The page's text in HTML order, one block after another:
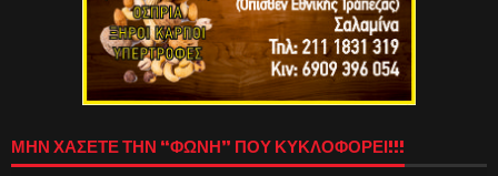
ΜΗΝ ΧΑΣΕΤΕ ΤΗΝ “ΦΩΝΗ” ΠΟΥ ΚΥΚΛΟΦΟΡΕΙ!!!